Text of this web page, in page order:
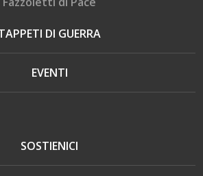
DI GUERRA
EVENTI
SOSTIENICI